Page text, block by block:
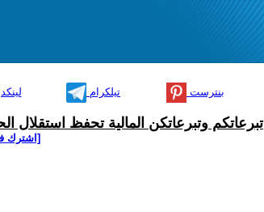
تيلكرام بنترست
تبرعاتكم وتبرعاتكن المالية تحفظ استقلال
[اشترك